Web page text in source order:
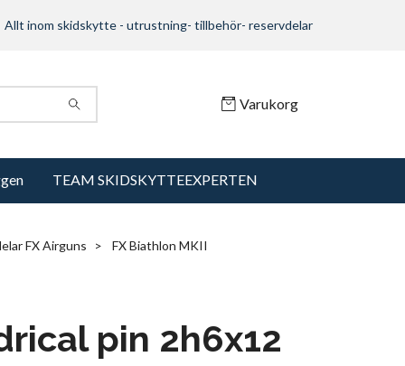
Allt inom skidskytte - utrustning- tillbehör- reservdelar
Varukorg
TEAM SKIDSKYTTEEXPERTEN
FX Airguns
FX Biathlon MKII
pin 2h6x12